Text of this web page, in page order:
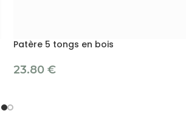
Patère 5 tongs en bois
23.80 €